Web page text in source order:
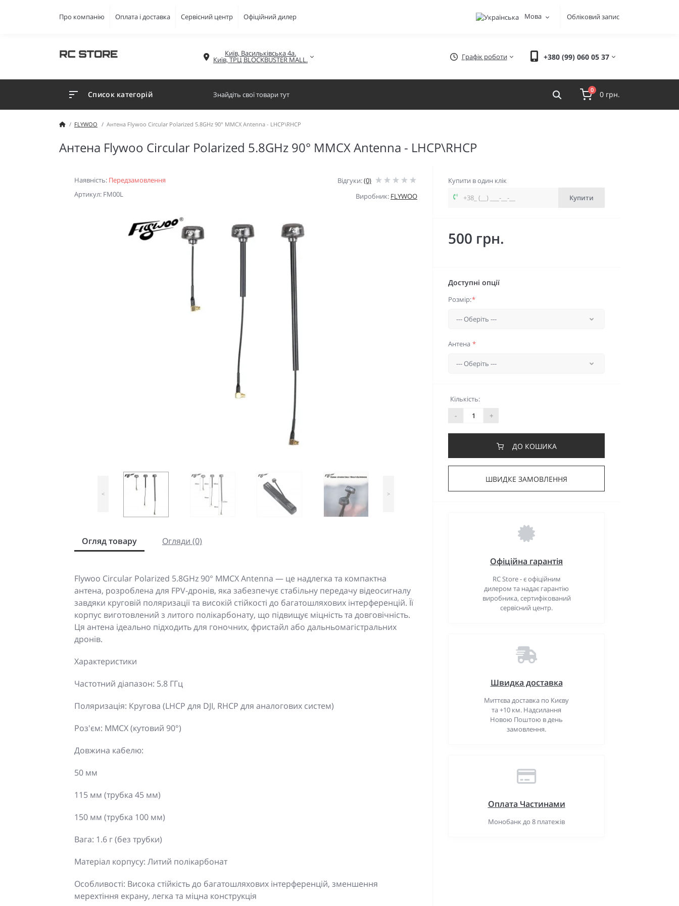
Про компанію Оплата і доставка Сервісний центр Офіційний дилер Мова Обліковий запис
Київ, Васильківська 4а.
Київ, ТРЦ BLOCKBUSTER MALL. Графік роботи +380 (99) 060 05 37
Список категорій 0 0 грн.
FLYWOO Антена Flywoo Circular Polarized 5.8GHz 90° MMCX Antenna - LHCP\RHCP
Антена Flywoo Circular Polarized 5.8GHz 90° MMCX Antenna - LHCP\RHCP
Наявність: Передзамовлення
Артикул: FM00L
Відгуки:(0)
Виробник: FLYWOO
< >
Огляд товару Огляди (0)
Flywoo Circular Polarized 5.8GHz 90° MMCX Antenna — це надлегка та компактна
антена, розроблена для FPV-дронів, яка забезпечує стабільну передачу відеосигналу
завдяки круговій поляризації та високій стійкості до багатошляхових інтерференцій. Її
корпус виготовлений з литого полікарбонату, що підвищує міцність та довговічність.
Ця антена ідеально підходить для гоночних, фристайл або дальньомагістральних
дронів.
Характеристики
Частотний діапазон: 5.8 ГГц
Поляризація: Кругова (LHCP для DJI, RHCP для аналогових систем)
Роз'єм: MMCX (кутовий 90°)
Довжина кабелю:
50 мм
115 мм (трубка 45 мм)
150 мм (трубка 100 мм)
Вага: 1.6 г (без трубки)
Матеріал корпусу: Литий полікарбонат
Особливості: Висока стійкість до багатошляхових інтерференцій, зменшення
мерехтіння екрану, легка та міцна конструкція
Купити в один клік
Купити
500 грн.
Доступні опції
Розмір:*
Антена *
Кількість:
-
+
ДО КОШИКА
ШВИДКЕ ЗАМОВЛЕННЯ
Офіційна гарантія
RC Store - є офіційним
дилером та надає гарантію
виробника, сертифікований
сервісний центр.
Швидка доставка
Миттєва доставка по Києву
та +10 км. Надсилання
Новою Поштою в день
замовлення.
Оплата Частинами
Монобанк до 8 платежів